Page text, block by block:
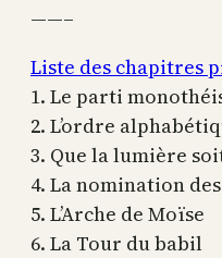
——–
Liste des chapitres
1. Le parti
2. L’ordre
3. Que la lumière
4. La nomination
5. L’Arche de Moïse
6. La Tour du babil